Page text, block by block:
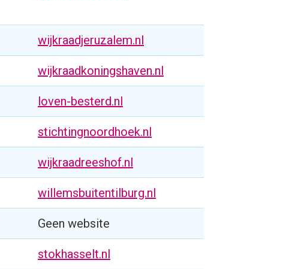
wijkraadjeruzalem.nl
wijkraadkoningshaven.nl
loven-besterd.nl
stichtingnoordhoek.nl
wijkraadreeshof.nl
willemsbuitentilburg.nl
Geen website
stokhasselt.nl